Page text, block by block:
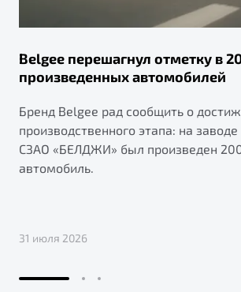
Belgee перешагнул отметку в
произведенных автомобилей
Бренд Belgee рад сообщить о
производственного этапа: на заводе
СЗАО «БЕЛДЖИ» был произведен
автомобиль.
31 июля 2026